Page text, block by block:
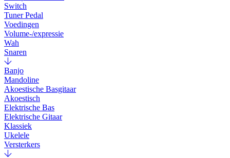
Switch
Tuner Pedal
Voedingen
Volume-/expressie
Wah
Snaren
Banjo
Mandoline
Akoestische Basgitaar
Akoestisch
Elektrische Bas
Elektrische Gitaar
Klassiek
Ukelele
Versterkers